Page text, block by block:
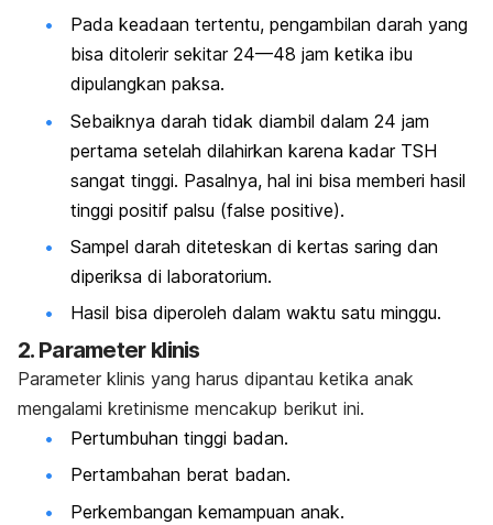
Pada keadaan tertentu, pengambilan darah yang
bisa ditolerir sekitar 24—48 jam ketika ibu
dipulangkan paksa.
Sebaiknya darah tidak diambil dalam 24 jam
pertama setelah dilahirkan karena kadar TSH
sangat tinggi. Pasalnya, hal ini bisa memberi hasil
tinggi positif palsu (false positive).
Sampel darah diteteskan di kertas saring dan
diperiksa di laboratorium.
Hasil bisa diperoleh dalam waktu satu minggu.
2. Parameter klinis
Parameter klinis yang harus dipantau ketika anak
mengalami kretinisme mencakup berikut ini.
Pertumbuhan tinggi badan.
Pertambahan berat badan.
Perkembangan kemampuan anak.